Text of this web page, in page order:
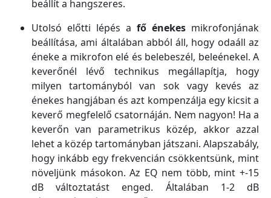
beállít a hangszeres.
Utolsó előtti lépés a fő énekes mikrofonjának
beállítása, ami általában abból áll, hogy odaáll az
éneke a mikrofon elé és belebeszél, beleénekel. A
keverőnél lévő technikus megállapítja, hogy
milyen tartományból van sok vagy kevés az
énekes hangjában és azt kompenzálja egy kicsit a
keverő megfelelő csatornáján. Nem nagyon! Ha a
keverőn van parametrikus közép, akkor azzal
lehet a közép tartományban játszani. Alapszabály,
hogy inkább egy frekvencián csökkentsünk, mint
növeljünk másokon. Az EQ nem több, mint +-15
dB változtatást enged. Általában 1-2 dB